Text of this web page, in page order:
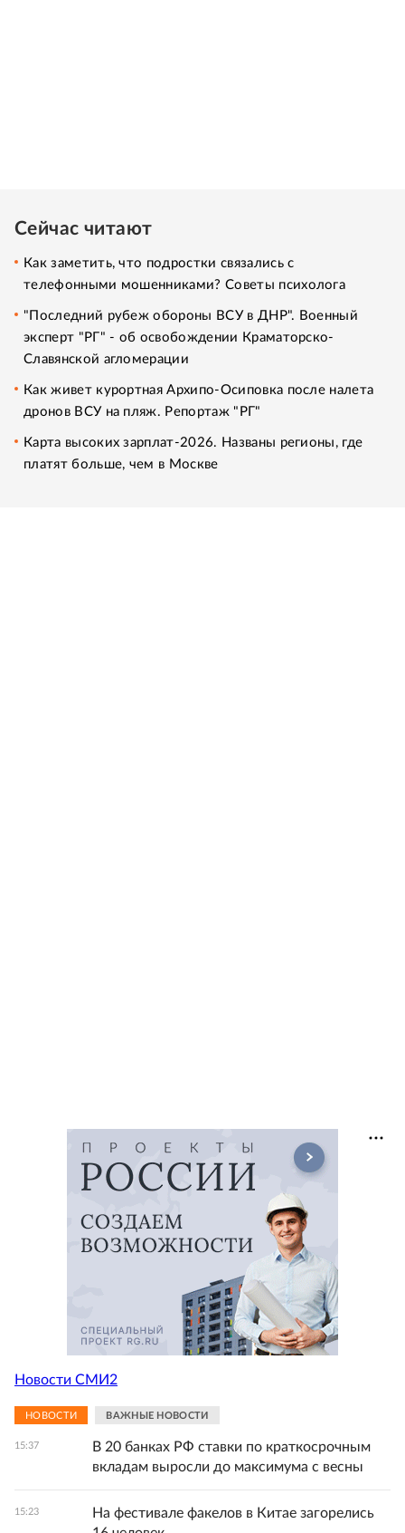
Сейчас читают
Как заметить, что подростки связались с
телефонными мошенниками? Советы психолога
"Последний рубеж обороны ВСУ в ДНР". Военный
эксперт "РГ" - об освобождении Краматорско-
Славянской агломерации
Как живет курортная Архипо-Осиповка после налета
дронов ВСУ на пляж. Репортаж "РГ"
Карта высоких зарплат-2026. Названы регионы, где
платят больше, чем в Москве
Новости СМИ2
НОВОСТИ ВАЖНЫЕ НОВОСТИ
15:37
В 20 банках РФ ставки по краткосрочным
вкладам выросли до максимума с весны
15:23
На фестивале факелов в Китае загорелись